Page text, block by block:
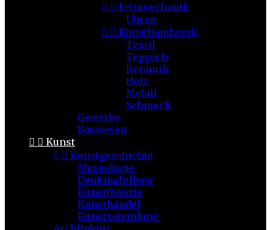
  Feinmechanik
Uhren
  Kunsthandwerk
Textil
Teppich
Keramik
Holz
Metall
Schmuck
Gewerbe
Bauwesen
  Kunst
  Kunstgeschichte
Museologie
Denkmalpflege
Kunsttheorie
Kunsthandel
Kunstsammlung